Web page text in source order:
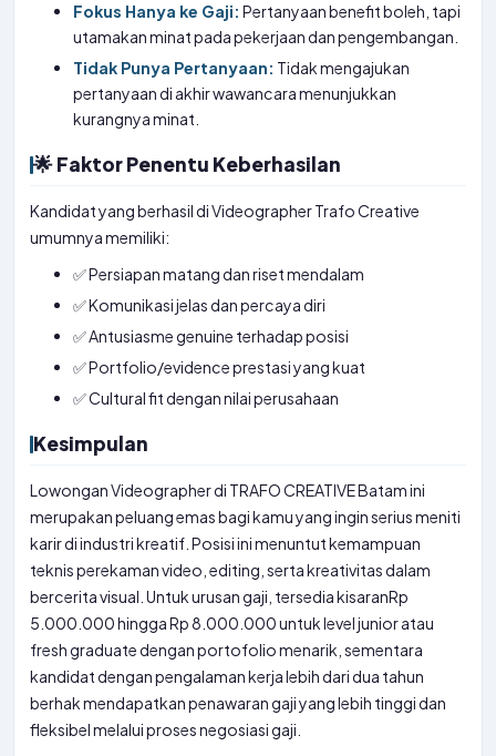
Fokus Hanya ke Gaji: Pertanyaan benefit boleh, tapi
utamakan minat pada pekerjaan dan pengembangan.
Tidak Punya Pertanyaan: Tidak mengajukan
pertanyaan di akhir wawancara menunjukkan
kurangnya minat.
🌟 Faktor Penentu Keberhasilan
Kandidat yang berhasil di Videographer Trafo Creative
umumnya memiliki:
✅ Persiapan matang dan riset mendalam
✅ Komunikasi jelas dan percaya diri
✅ Antusiasme genuine terhadap posisi
✅ Portfolio/evidence prestasi yang kuat
✅ Cultural fit dengan nilai perusahaan
Kesimpulan
Lowongan Videographer di TRAFO CREATIVE Batam ini
merupakan peluang emas bagi kamu yang ingin serius meniti
karir di industri kreatif. Posisi ini menuntut kemampuan
teknis perekaman video, editing, serta kreativitas dalam
bercerita visual. Untuk urusan gaji, tersedia kisaranRp
5.000.000 hingga Rp 8.000.000 untuk level junior atau
fresh graduate dengan portofolio menarik, sementara
kandidat dengan pengalaman kerja lebih dari dua tahun
berhak mendapatkan penawaran gaji yang lebih tinggi dan
fleksibel melalui proses negosiasi gaji.